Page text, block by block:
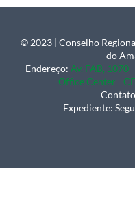
© 2023 | Conselho
do
Endereço: Av. FAB, 1070
Office Center -
Expediente: